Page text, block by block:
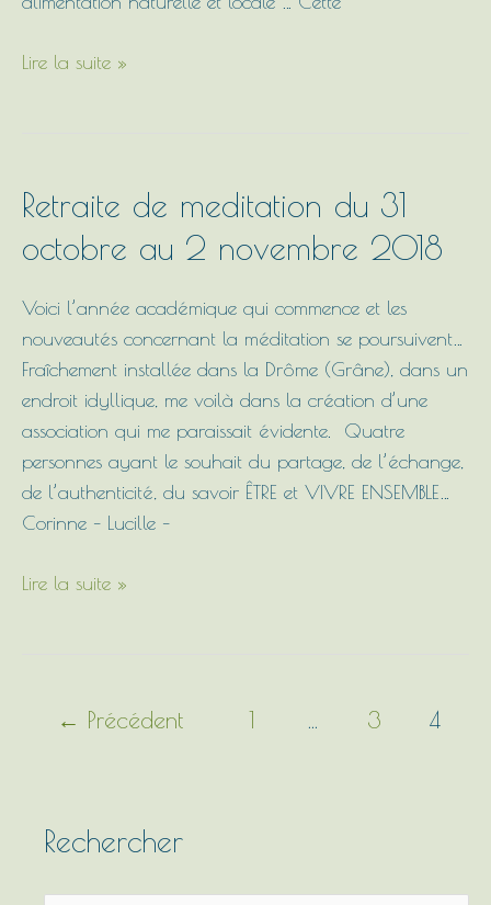
Lire la suite »
Retraite de meditation du 31
octobre au 2 novembre 2018
Voici l’année académique qui commence et les
nouveautés concernant la méditation se poursuivent…
Fraîchement installée dans la Drôme (Grâne), dans un
endroit idyllique, me voilà dans la création d’une
association qui me paraissait évidente. Quatre
personnes ayant le souhait du partage, de l’échange,
de l’authenticité, du savoir ÊTRE et VIVRE ENSEMBLE…
Corinne – Lucille –
Retraite
meditation
31
octobre
au
2
novembre
2018
Lire la suite »
← Précédent 1 … 3 4
Rechercher